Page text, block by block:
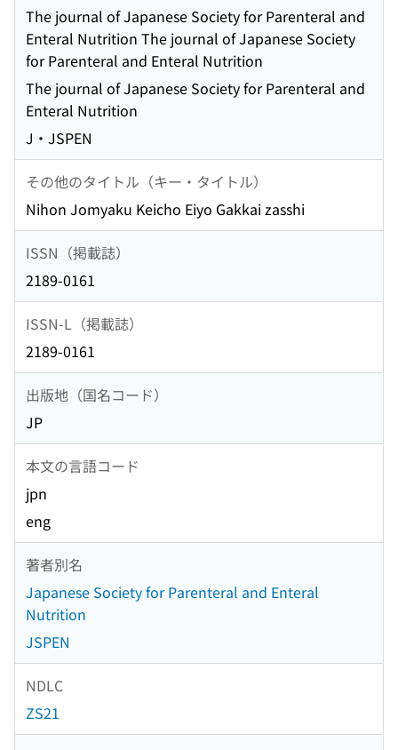
The journal of Japanese Society for Parenteral and
Enteral Nutrition The journal of Japanese Society
for Parenteral and Enteral Nutrition
The journal of Japanese Society for Parenteral and
Enteral Nutrition
J・JSPEN
その他のタイトル（キー・タイトル）
Nihon Jomyaku Keicho Eiyo Gakkai zasshi
ISSN（掲載誌）
2189-0161
ISSN-L（掲載誌）
2189-0161
出版地（国名コード）
JP
本文の言語コード
jpn
eng
著者別名
Japanese Society for Parenteral and Enteral
Nutrition
JSPEN
NDLC
ZS21